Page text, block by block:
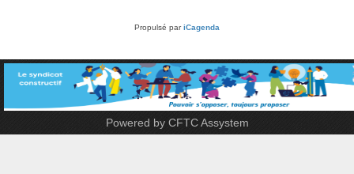
Propulsé pariCagenda
Powered by CFTC Assystem